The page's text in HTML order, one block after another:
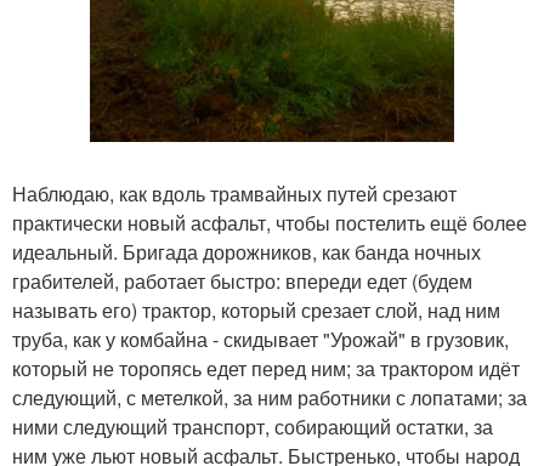
Наблюдаю, как вдоль трамвайных путей срезают
практически новый асфальт, чтобы постелить ещё более
идеальный. Бригада дорожников, как банда ночных
грабителей, работает быстро: впереди едет (будем
называть его) трактор, который срезает слой, над ним
труба, как у комбайна - скидывает "Урожай" в грузовик,
который не торопясь едет перед ним; за трактором идёт
следующий, с метелкой, за ним работники с лопатами; за
ними следующий транспорт, собирающий остатки, за
ним уже льют новый асфальт. Быстренько, чтобы народ